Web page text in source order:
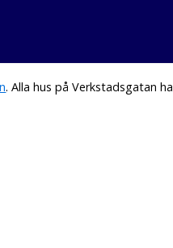
. Alla hus på Verkstadsgatan